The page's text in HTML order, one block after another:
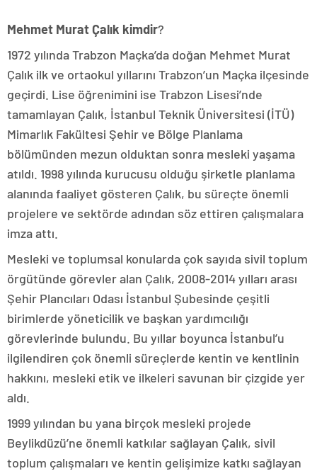
Mehmet Murat Çalık kimdir?
1972 yılında Trabzon Maçka’da doğan Mehmet Murat
Çalık ilk ve ortaokul yıllarını Trabzon’un Maçka ilçesinde
geçirdi. Lise öğrenimini ise Trabzon Lisesi’nde
tamamlayan Çalık, İstanbul Teknik Üniversitesi (İTÜ)
Mimarlık Fakültesi Şehir ve Bölge Planlama
bölümünden mezun olduktan sonra mesleki yaşama
atıldı. 1998 yılında kurucusu olduğu şirketle planlama
alanında faaliyet gösteren Çalık, bu süreçte önemli
projelere ve sektörde adından söz ettiren çalışmalara
imza attı.
Mesleki ve toplumsal konularda çok sayıda sivil toplum
örgütünde görevler alan Çalık, 2008-2014 yılları arası
Şehir Plancıları Odası İstanbul Şubesinde çeşitli
birimlerde yöneticilik ve başkan yardımcılığı
görevlerinde bulundu. Bu yıllar boyunca İstanbul’u
ilgilendiren çok önemli süreçlerde kentin ve kentlinin
hakkını, mesleki etik ve ilkeleri savunan bir çizgide yer
aldı.
1999 yılından bu yana birçok mesleki projede
Beylikdüzü’ne önemli katkılar sağlayan Çalık, sivil
toplum çalışmaları ve kentin gelişimize katkı sağlayan